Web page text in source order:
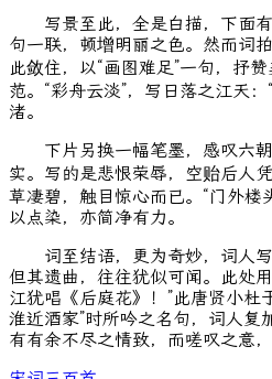
写景至此，全是白描，下面有
句一联，顿增明丽之色。然而词
此敛住，以“画图难足”一句，抒
范。“彩舟云淡”，写日落之江天
渚。
下片另换一幅笔墨，感叹六朝
实。写的是悲恨荣辱，空贻后人
草凄碧，触目惊心而已。“门外楼
以点染，亦简净有力。
词至结语，更为奇妙，词人写
但其遗曲，往往犹似可闻。此处
江犹唱《后庭花》！”此唐贤小杜
淮近酒家”时所吟之名句，词人复
有有余不尽之情致，而嗟叹之意，